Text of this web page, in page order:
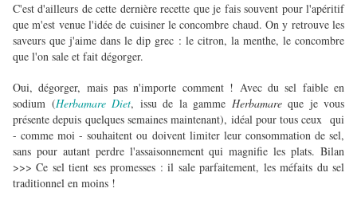
C'est d'ailleurs de cette dernière recette que je fais souvent pour l'apéritif
que m'est venue l'idée de cuisiner le concombre chaud. On y retrouve les
saveurs que j'aime dans le dip grec : le citron, la menthe, le concombre
que l'on sale et fait dégorger.
Oui, dégorger, mais pas n'importe comment ! Avec du sel faible en
sodium (Herbamare Diet, issu de la gamme Herbamareque je vous
présente depuis quelques semaines maintenant), idéal pour tous ceux qui
- comme moi - souhaitent ou doivent limiter leur consommation de sel,
sans pour autant perdre l'assaisonnement qui magnifie les plats. Bilan
>>> Ce sel tient ses promesses : il sale parfaitement, les méfaits du sel
traditionnel en moins !